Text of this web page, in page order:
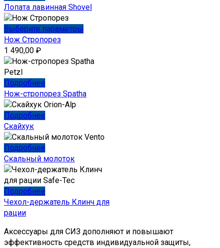
Лопата лавинная Shovel
Выберите параметры
несколько
можно
товара.
Нож Стропорез
1 490,00 ₽
Подробнее
Нож-стропорез Spatha
Подробнее
Скайхук
Подробнее
Скальный молоток
Подробнее
Чехол-держатель Клинч для
рации
Аксессуары для СИЗ дополняют и повышают
эффективность средств индивидуальной защиты,